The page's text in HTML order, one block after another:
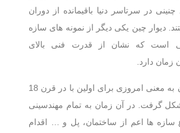
در سرتاسر دنیا باقیمانده از دوران
دیوار چین یکی دیگر از نمونه های سازه
است که نشان از قدرت فنی بالای
دارد.
رشته مهندسی عمران به معنی امروزی برای اولین با در قرن 18
گرفت. در آن زمان به تمام مهندسینی
سازه ها اعم از ساختمان، پل و … اقدام